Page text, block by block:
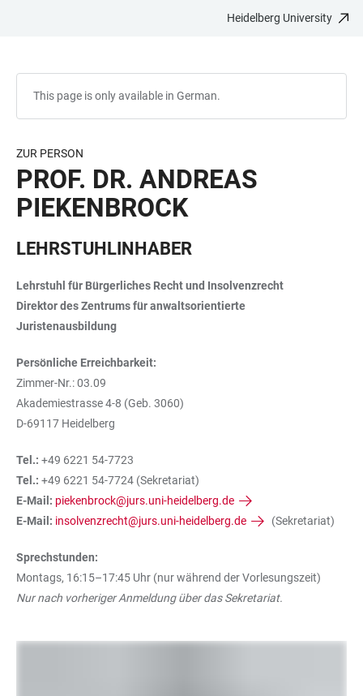
Heidelberg University
This page is only available in German.
ZUR PERSON
PROF. DR. ANDREAS
PIEKENBROCK
LEHRSTUHLINHABER
Lehrstuhl für Bürgerliches Recht und Insolvenzrecht
Direktor des Zentrums für anwaltsorientierte
Juristenausbildung
Persönliche Erreichbarkeit:
Zimmer-Nr.: 03.09
Akademiestrasse 4-8 (Geb. 3060)
D-69117 Heidelberg
Tel.: +49 6221 54-7723
Tel.: +49 6221 54-7724 (Sekretariat)
E-Mail: piekenbrock@jurs.uni-heidelberg.de
E-Mail: insolvenzrecht@jurs.uni-heidelberg.de (Sekretariat)
Sprechstunden:
Montags, 16:15–17:45 Uhr (nur während der Vorlesungszeit)
Nur nach vorheriger Anmeldung über das Sekretariat.